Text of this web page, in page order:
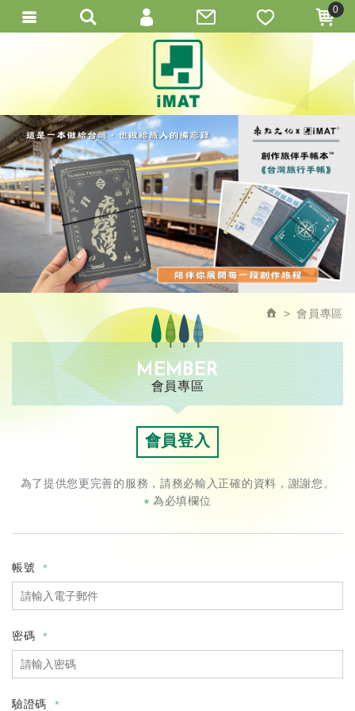
會員專區
MEMBER
會員專區
會員登入
為了提供您更完善的服務，請務必輸入正確的資料，謝謝您。
* 為必填欄位
帳號
密碼
驗證碼
0
會員登入
會員註冊
忘記密碼
訂單查詢
繁體中文